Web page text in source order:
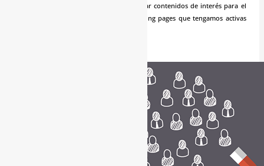
generar nuevos leads, es importante crear contenidos de interés para el
target y destinarlos a las diferentes landing pages que tengamos activas